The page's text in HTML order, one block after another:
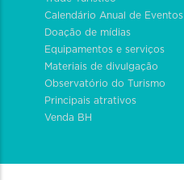
Calendário Anual de Eventos
Doação de mídias
Equipamentos e serviços
Materiais de divulgação
Observatório do Turismo
Principais atrativos
Venda BH